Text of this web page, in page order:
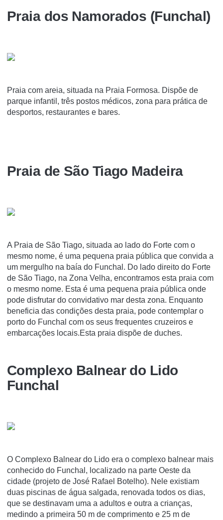
Praia dos Namorados (Funchal)
Praia com areia, situada na Praia Formosa. Dispõe de
parque infantil, três postos médicos, zona para prática de
desportos, restaurantes e bares.
Praia de São Tiago Madeira
A Praia de São Tiago, situada ao lado do Forte com o
mesmo nome, é uma pequena praia pública que convida a
um mergulho na baía do Funchal. Do lado direito do Forte
de São Tiago, na Zona Velha, encontramos esta praia com
o mesmo nome. Esta é uma pequena praia pública onde
pode disfrutar do convidativo mar desta zona. Enquanto
beneficia das condições desta praia, pode contemplar o
porto do Funchal com os seus frequentes cruzeiros e
embarcações locais.Esta praia dispõe de duches.
Complexo Balnear do Lido
Funchal
O Complexo Balnear do Lido era o complexo balnear mais
conhecido do Funchal, localizado na parte Oeste da
cidade (projeto de José Rafael Botelho). Nele existiam
duas piscinas de água salgada, renovada todos os dias,
que se destinavam uma a adultos e outra a crianças,
medindo a primeira 50 m de comprimento e 25 m de